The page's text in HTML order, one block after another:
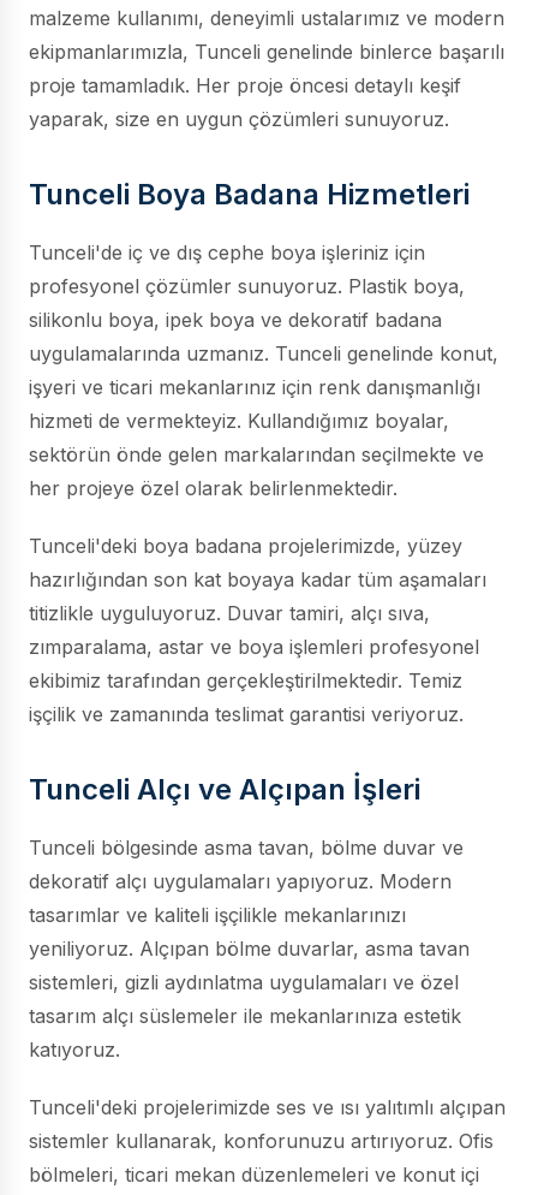
malzeme kullanımı, deneyimli ustalarımız ve modern
ekipmanlarımızla, Tunceli genelinde binlerce başarılı
proje tamamladık. Her proje öncesi detaylı keşif
yaparak, size en uygun çözümleri sunuyoruz.
Tunceli Boya Badana Hizmetleri
Tunceli'de iç ve dış cephe boya işleriniz için
profesyonel çözümler sunuyoruz. Plastik boya,
silikonlu boya, ipek boya ve dekoratif badana
uygulamalarında uzmanız. Tunceli genelinde konut,
işyeri ve ticari mekanlarınız için renk danışmanlığı
hizmeti de vermekteyiz. Kullandığımız boyalar,
sektörün önde gelen markalarından seçilmekte ve
her projeye özel olarak belirlenmektedir.
Tunceli'deki boya badana projelerimizde, yüzey
hazırlığından son kat boyaya kadar tüm aşamaları
titizlikle uyguluyoruz. Duvar tamiri, alçı sıva,
zımparalama, astar ve boya işlemleri profesyonel
ekibimiz tarafından gerçekleştirilmektedir. Temiz
işçilik ve zamanında teslimat garantisi veriyoruz.
Tunceli Alçı ve Alçıpan İşleri
Tunceli bölgesinde asma tavan, bölme duvar ve
dekoratif alçı uygulamaları yapıyoruz. Modern
tasarımlar ve kaliteli işçilikle mekanlarınızı
yeniliyoruz. Alçıpan bölme duvarlar, asma tavan
sistemleri, gizli aydınlatma uygulamaları ve özel
tasarım alçı süslemeler ile mekanlarınıza estetik
katıyoruz.
Tunceli'deki projelerimizde ses ve ısı yalıtımlı alçıpan
sistemler kullanarak, konforunuzu artırıyoruz. Ofis
bölmeleri, ticari mekan düzenlemeleri ve konut içi